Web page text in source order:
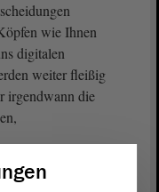
wie Ihnen
digitalen
weiter fleißig
irgendwann die